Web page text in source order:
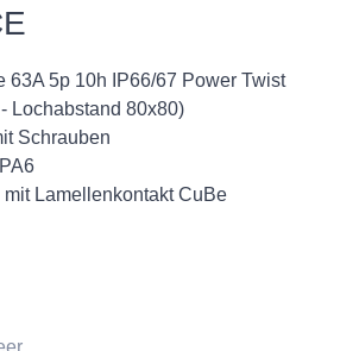
63A 5p 10h IP66/67 Power Twist
Lochabstand 80x80)
Schrauben
mit Lamellenkontakt CuBe